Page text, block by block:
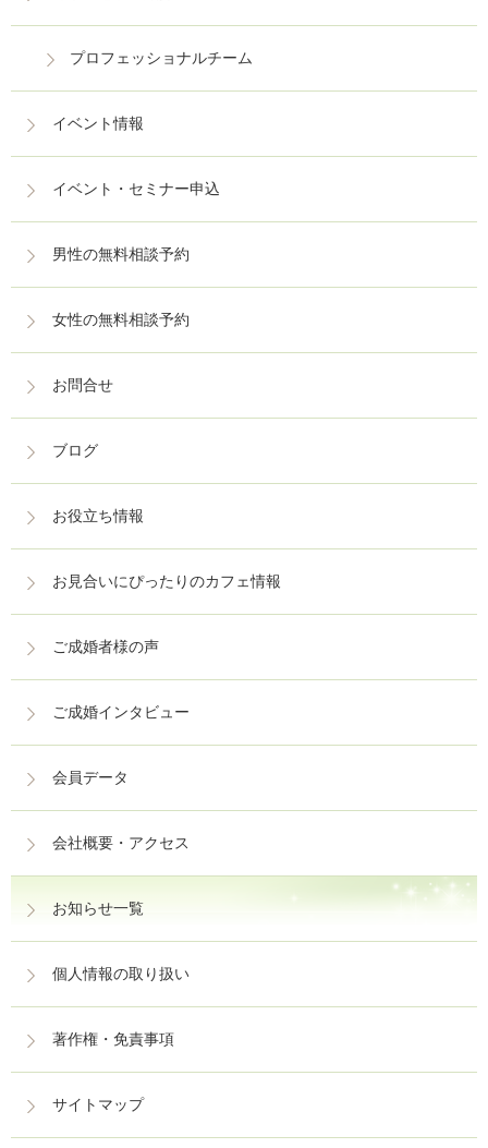
プロフェッショナルチーム
イベント情報
イベント・セミナー申込
男性の無料相談予約
女性の無料相談予約
お問合せ
ブログ
お役立ち情報
お見合いにぴったりのカフェ情報
ご成婚者様の声
ご成婚インタビュー
会員データ
会社概要・アクセス
お知らせ一覧
個人情報の取り扱い
著作権・免責事項
サイトマップ